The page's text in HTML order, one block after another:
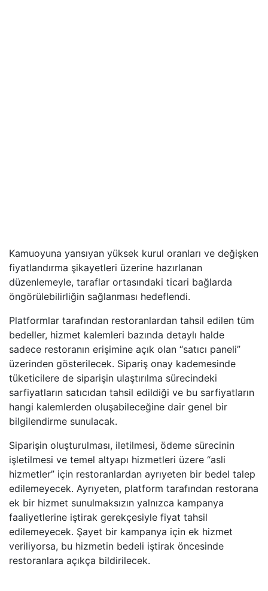
Kamuoyuna yansıyan yüksek kurul oranları ve değişken
fiyatlandırma şikayetleri üzerine hazırlanan
düzenlemeyle, taraflar ortasındaki ticari bağlarda
öngörülebilirliğin sağlanması hedeflendi.
Platformlar tarafından restoranlardan tahsil edilen tüm
bedeller, hizmet kalemleri bazında detaylı halde
sadece restoranın erişimine açık olan “satıcı paneli”
üzerinden gösterilecek. Sipariş onay kademesinde
tüketicilere de siparişin ulaştırılma sürecindeki
sarfiyatların satıcıdan tahsil edildiği ve bu sarfiyatların
hangi kalemlerden oluşabileceğine dair genel bir
bilgilendirme sunulacak.
Siparişin oluşturulması, iletilmesi, ödeme sürecinin
işletilmesi ve temel altyapı hizmetleri üzere “asli
hizmetler” için restoranlardan ayrıyeten bir bedel talep
edilemeyecek. Ayrıyeten, platform tarafından restorana
ek bir hizmet sunulmaksızın yalnızca kampanya
faaliyetlerine iştirak gerekçesiyle fiyat tahsil
edilemeyecek. Şayet bir kampanya için ek hizmet
veriliyorsa, bu hizmetin bedeli iştirak öncesinde
restoranlara açıkça bildirilecek.